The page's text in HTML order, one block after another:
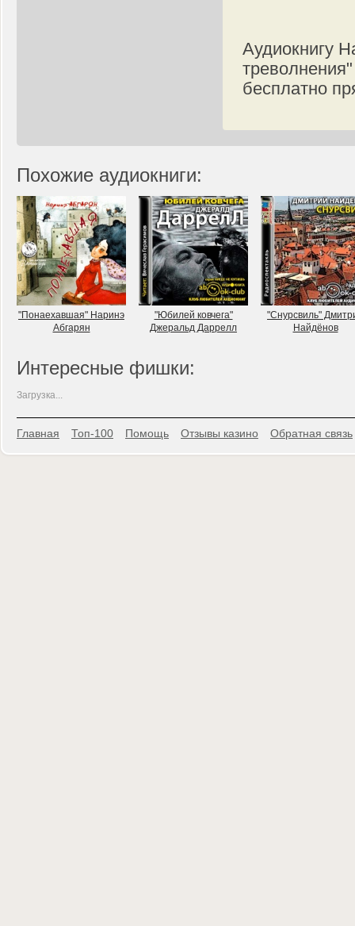
Аудиокнигу
бесплатно
Похожие аудиокниги:
"Понаехавшая" Наринэ
Абгарян
"Юбилей ковчега"
Джеральд Даррелл
"Снурсвиль"
Найдёнов
Интересные фишки:
Загрузка...
Главная Топ-100 Помощь Отзывы казино Обратная связь